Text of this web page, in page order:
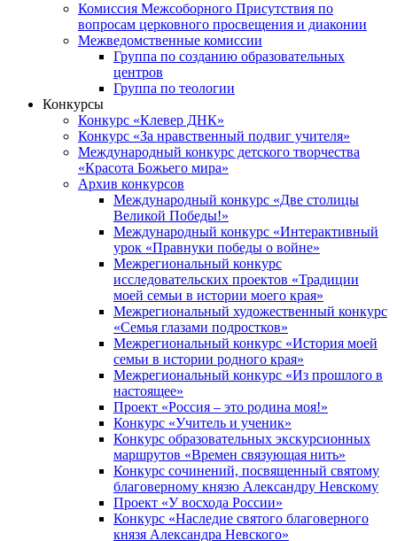
Комиссия Межсоборного Присутствия по
вопросам церковного просвещения и диаконии
Межведомственные комиссии
Группа по созданию образовательных
центров
Группа по теологии
Конкурсы
Конкурс «Клевер ДНК»
Конкурс «За нравственный подвиг учителя»
Международный конкурс детского творчества
«Красота Божьего мира»
Архив конкурсов
Международный конкурс «Две столицы
Великой Победы!»
Международный конкурс «Интерактивный
урок «Правнуки победы о войне»
Межрегиональный конкурс
исследовательских проектов «Традиции
моей семьи в истории моего края»
Межрегиональный художественный конкурс
«Семья глазами подростков»
Межрегиональный конкурс «История моей
семьи в истории родного края»
Межрегиональный конкурс «Из прошлого в
настоящее»
Проект «Россия – это родина моя!»
Конкурс «Учитель и ученик»
Конкурс образовательных экскурсионных
маршрутов «Времен связующая нить»
Конкурс сочинений, посвященный святому
благоверному князю Александру Невскому
Проект «У восхода России»
Конкурс «Наследие святого благоверного
князя Александра Невского»